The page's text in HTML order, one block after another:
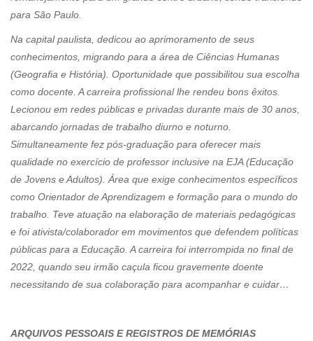
para São Paulo.
Na capital paulista, dedicou ao aprimoramento de seus
conhecimentos, migrando para a área de Ciências Humanas
(Geografia e História). Oportunidade que possibilitou sua escolha
como docente. A carreira profissional lhe rendeu bons êxitos.
Lecionou em redes públicas e privadas durante mais de 30 anos,
abarcando jornadas de trabalho diurno e noturno.
Simultaneamente fez pós-graduação para oferecer mais
qualidade no exercício de professor inclusive na EJA (Educação
de Jovens e Adultos). Área que exige conhecimentos específicos
como Orientador de Aprendizagem e formação para o mundo do
trabalho. Teve atuação na elaboração de materiais pedagógicas
e foi ativista/colaborador em movimentos que defendem políticas
públicas para a Educação. A carreira foi interrompida no final de
2022, quando seu irmão caçula ficou gravemente doente
necessitando de sua colaboração para acompanhar e cuidar…
ARQUIVOS PESSOAIS E REGISTROS DE MEMÓRIAS